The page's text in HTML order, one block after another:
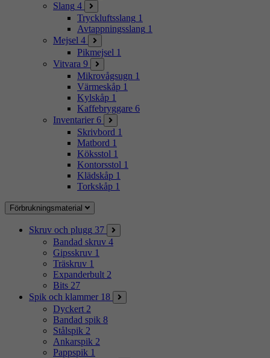
Slang 4
Tryckluftsslang 1
Avtappningsslang 1
Mejsel 4
Pikmejsel 1
Vitvara 9
Mikrovågsugn 1
Värmeskåp 1
Kylskåp 1
Kaffebryggare 6
Inventarier 6
Skrivbord 1
Matbord 1
Köksstol 1
Kontorsstol 1
Klädskåp 1
Torkskåp 1
Förbrukningsmaterial
Skruv och plugg 37
Bandad skruv 4
Gipsskruv 1
Träskruv 1
Expanderbult 2
Bits 27
Spik och klammer 18
Dyckert 2
Bandad spik 8
Stålspik 2
Ankarspik 2
Pappspik 1